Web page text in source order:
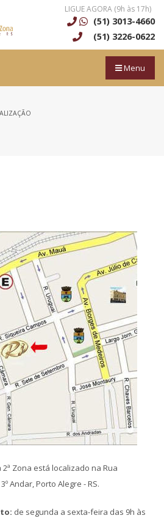
LIGUE AGORA (9h às 17h)
(51) 3013-4660
(51) 3226-0622
Menu
Zona está localizado na Rua
Andar, Porto Alegre - RS.
de segunda a sexta-feira das 9h às